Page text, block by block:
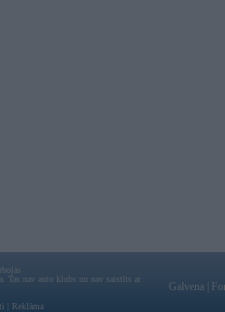
Tas nav auto klubs un nav saistīts ar
Reklāma
Galvena